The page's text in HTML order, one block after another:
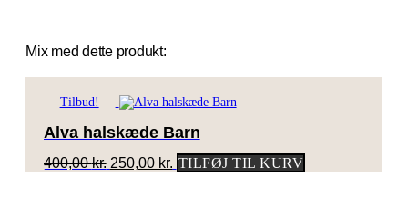
Mix med dette produkt:
Tilbud!
Alva halskæde Barn
400,00kr. Den
250,00 kr.Den
TILFØJ TIL KURV